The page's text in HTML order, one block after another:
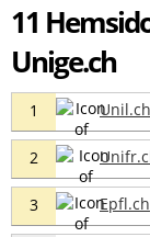
11
Unige.ch
1 Unil.ch
2
3 Epfl.ch